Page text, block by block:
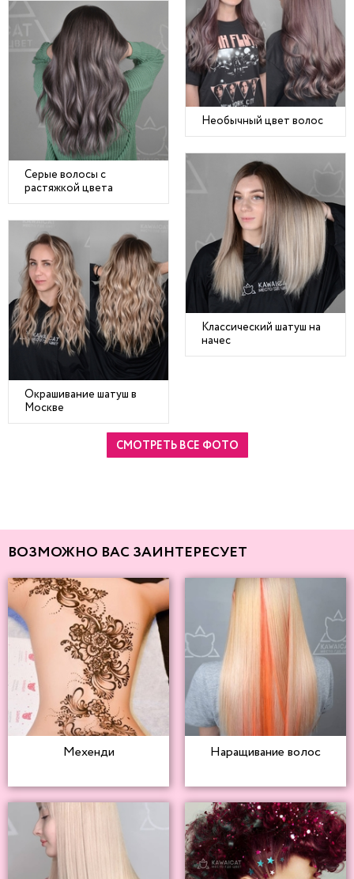
Необычный цвет волос
Серые волосы с
растяжкой цвета
Классический шатуш на
начес
Окрашивание шатуш в
Москве
СМОТРЕТЬ ВСЕ ФОТО
ВОЗМОЖНО ВАС ЗАИНТЕРЕСУЕТ
Мехенди Наращивание волос